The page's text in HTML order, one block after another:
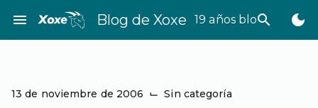
contenido
menu Blog de Xoxe 19 años bloggeando
search dark_mode
13 de noviembre de 2006 ⌙ Sin categoría